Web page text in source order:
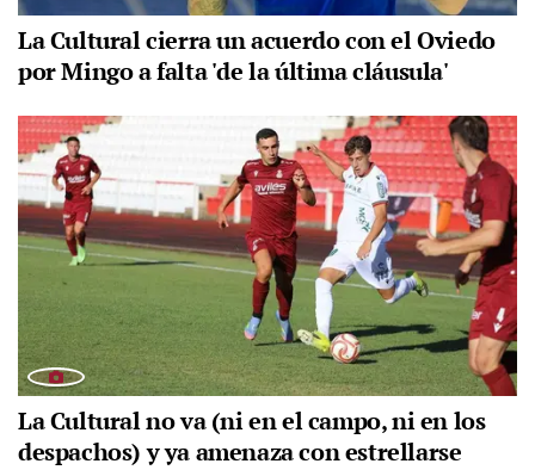
La Cultural cierra un acuerdo con el Oviedo
por Mingo a falta 'de la última cláusula'
La Cultural no va (ni en el campo, ni en los
despachos) y ya amenaza con estrellarse